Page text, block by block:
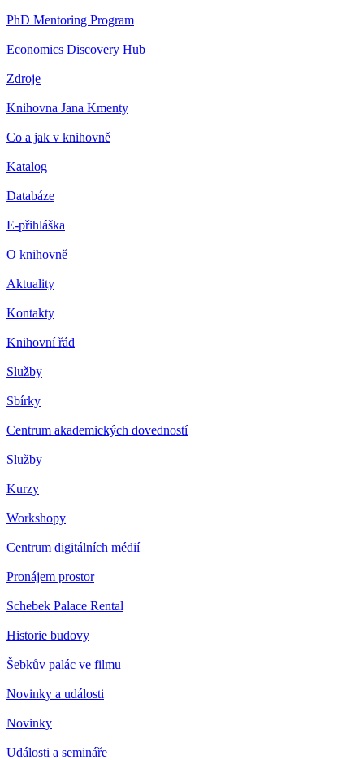
PhD Mentoring Program
Economics Discovery Hub
Zdroje
Knihovna Jana Kmenty
Co a jak v knihovně
Katalog
Databáze
E-přihláška
O knihovně
Aktuality
Kontakty
Knihovní řád
Služby
Sbírky
Centrum akademických dovedností
Služby
Kurzy
Workshopy
Centrum digitálních médií
Pronájem prostor
Schebek Palace Rental
Historie budovy
Šebkův palác ve filmu
Novinky a události
Novinky
Události a semináře